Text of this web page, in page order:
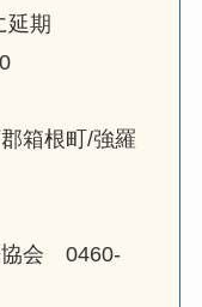
延期
箱根町/強羅
協会 0460-